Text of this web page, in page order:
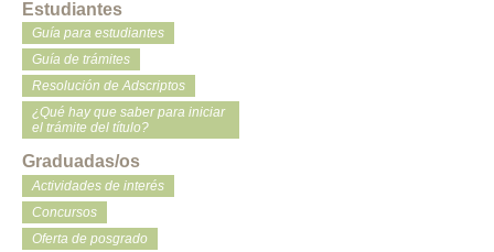
Estudiantes
Guía para estudiantes
Guía de trámites
Resolución de Adscriptos
¿Qué hay que saber para iniciar
el trámite del título?
Graduadas/os
Actividades de interés
Concursos
Oferta de posgrado